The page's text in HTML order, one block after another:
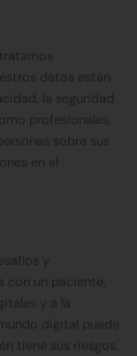
datos están
la seguridad
profesionales,
sobre sus
en el
y
con un paciente,
y a la
digital puede
tiene sus riesgos.